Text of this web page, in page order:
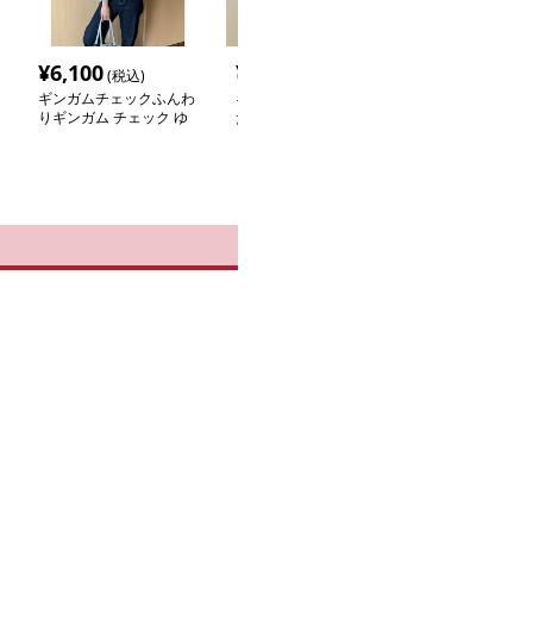
¥6,100(税込)
ギンガムチェックふんわ
りギンガム チェック ゆ
¥
ギンガム チェック ゆっ
たりチェックシャツカッ